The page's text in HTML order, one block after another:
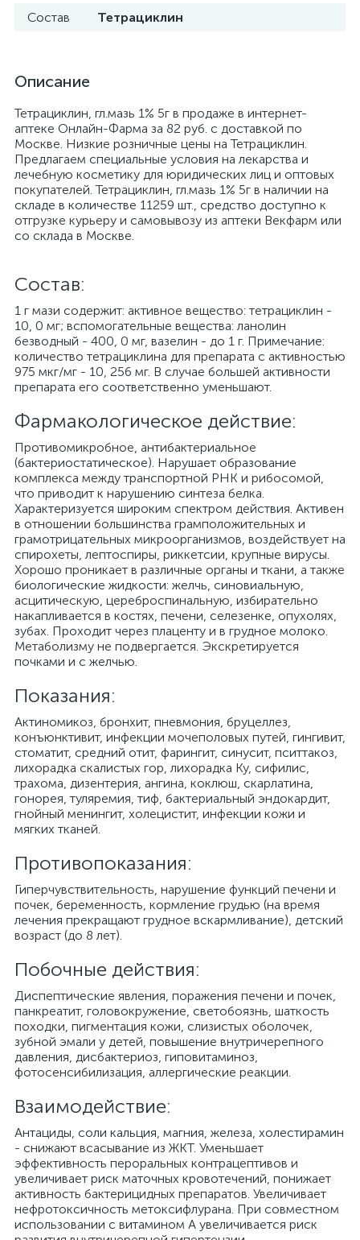
Состав
Тетрациклин
Описание
Тетрациклин, гл.мазь 1% 5г в продаже в интернет-
аптеке Онлайн-Фарма за 82 руб. с доставкой по
Москве. Низкие розничные цены на Тетрациклин.
Предлагаем специальные условия на лекарства и
лечебную косметику для юридических лиц и оптовых
покупателей. Тетрациклин, гл.мазь 1% 5г в наличии на
складе в количестве 11259 шт., средство доступно к
отгрузке курьеру и самовывозу из аптеки Векфарм или
со склада в Москве.
Cостав:
1 г мази содержит: активное вещество: тетрациклин -
10, 0 мг; вспомогательные вещества: ланолин
безводный - 400, 0 мг, вазелин - до 1 г. Примечание:
количество тетрациклина для препарата с активностью
975 мкг/мг - 10, 256 мг. В случае большей активности
препарата его соответственно уменьшают.
Фармакологическое действие:
Противомикробное, антибактериальное
(бактериостатическое). Нарушает образование
комплекса между транспортной РНК и рибосомой,
что приводит к нарушению синтеза белка.
Характеризуется широким спектром действия. Активен
в отношении большинства грамположительных и
грамотрицательных микроорганизмов, воздействует на
спирохеты, лептоспиры, риккетсии, крупные вирусы.
Хорошо проникает в различные органы и ткани, а также
биологические жидкости: желчь, синовиальную,
асцитическую, цереброспинальную, избирательно
накапливается в костях, печени, селезенке, опухолях,
зубах. Проходит через плаценту и в грудное молоко.
Метаболизму не подвергается. Экскретируется
почками и с желчью.
Показания:
Актиномикоз, бронхит, пневмония, бруцеллез,
конъюнктивит, инфекции мочеполовых путей, гингивит,
стоматит, средний отит, фарингит, синусит, пситтакоз,
лихорадка скалистых гор, лихорадка Ку, сифилис,
трахома, дизентерия, ангина, коклюш, скарлатина,
гонорея, туляремия, тиф, бактериальный эндокардит,
гнойный менингит, холецистит, инфекции кожи и
мягких тканей.
Противопоказания:
Гиперчувствительность, нарушение функций печени и
почек, беременность, кормление грудью (на время
лечения прекращают грудное вскармливание), детский
возраст (до 8 лет).
Побочные действия:
Диспептические явления, поражения печени и почек,
панкреатит, головокружение, светобоязнь, шаткость
походки, пигментация кожи, слизистых оболочек,
зубной эмали у детей, повышение внутричерепного
давления, дисбактериоз, гиповитаминоз,
фотосенсибилизация, аллергические реакции.
Взаимодействие:
Антациды, соли кальция, магния, железа, холестирамин
- снижают всасывание из ЖКТ. Уменьшает
эффективность пероральных контрацептивов и
увеличивает риск маточных кровотечений, понижает
активность бактерицидных препаратов. Увеличивает
нефротоксичность метоксифлурана. При совместном
использовании с витамином А увеличивается риск